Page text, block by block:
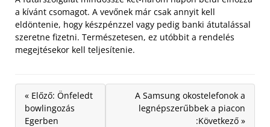
a kívánt csomagot. A vevőnek már csak annyit kell
eldöntenie, hogy készpénzzel vagy pedig banki átutalással
szeretne fizetni. Természetesen, ez utóbbit a rendelés
megejtésekor kell teljesítenie.
« Előző: Önfeledt
bowlingozás
Egerben
A Samsung okostelefonok a
legnépszerűbbek a piacon
:Következő »